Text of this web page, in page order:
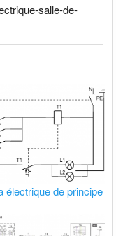
salle-de-
électrique de principe